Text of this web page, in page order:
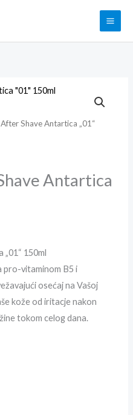
Shave Antartica „01“
Antartica
150ml
pro-vitaminom B5 i
osećaj na Vašoj
kože od iritacje nakon
tokom celog dana.